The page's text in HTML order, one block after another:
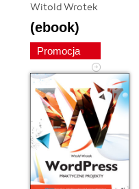
Witold Wrotek
(ebook)
Promocja